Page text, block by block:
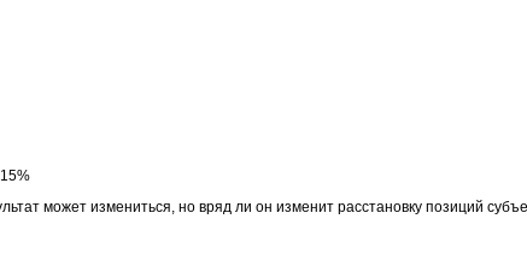
может измениться, но вряд ли он изменит расстановку позиций